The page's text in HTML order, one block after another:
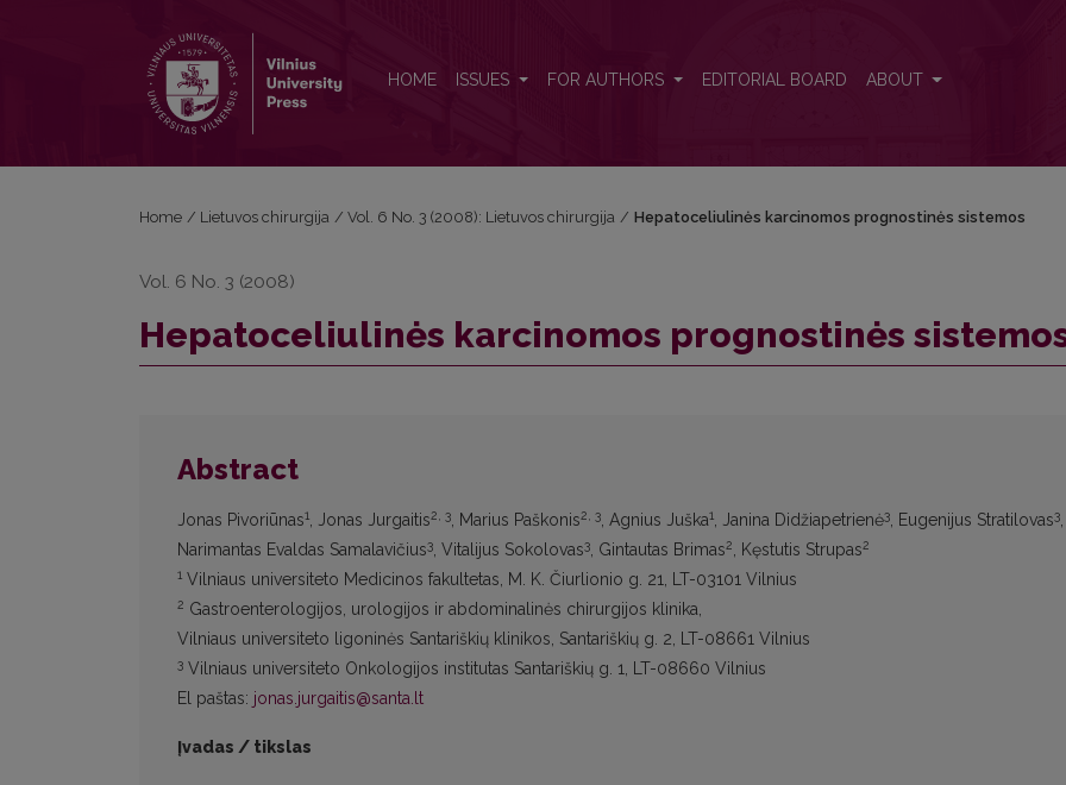
HOME ISSUES FOR AUTHORS EDITORIAL BOARD ABOUT
Home / Lietuvos chirurgija / Vol. 6 No. 3 (2008): Lietuvos chirurgija / Hepatoceliulinės karcinomos prognostinės sistemos
Vol. 6 No. 3 (2008)
Hepatoceliulinės karcinomos prognostinės
Abstract
Jonas Pivoriūnas1, Jonas Jurgaitis2, 3, Marius Paškonis2, 3, Agnius Juška1, Janina Didžiapetrienė3, Eugenijus Stratilovas3,
Narimantas Evaldas Samalavičius3, Vitalijus Sokolovas3, Gintautas Brimas2, Kęstutis Strupas2
1 Vilniaus universiteto Medicinos fakultetas, M. K. Čiurlionio g. 21, LT-03101 Vilnius
2 Gastroenterologijos, urologijos ir abdominalinės chirurgijos klinika,
Vilniaus universiteto ligoninės Santariškių klinikos, Santariškių g. 2, LT-08661 Vilnius
3 Vilniaus universiteto Onkologijos institutas Santariškių g. 1, LT-08660 Vilnius
El paštas: jonas.jurgaitis@santa.lt
Įvadas / tikslas